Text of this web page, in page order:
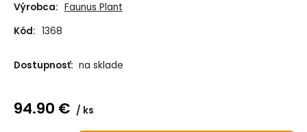
Výrobca: Faunus Plant
Kód: 1368
Dostupnosť: na sklade
94.90 € ks